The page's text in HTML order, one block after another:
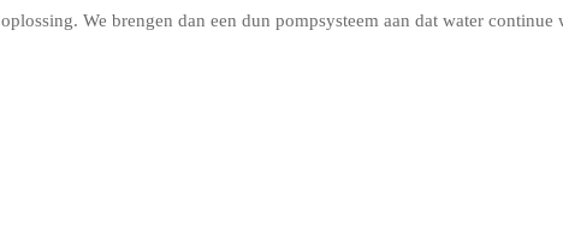
We brengen dan een dun pompsysteem aan dat water